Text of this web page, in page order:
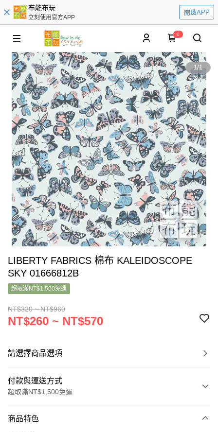
布能布玩
立刻使用官方APP
開啟APP
0
1/1
LIBERTY FABRICS 棉布 KALEIDOSCOPE
SKY 01666812B
超取滿NT$1,500免運
NT$320 ~ NT$960
NT$260 ~ NT$570
請選擇商品選項
付款與運送方式
超取滿NT$1,500免運
信用卡一次付款
商品特色